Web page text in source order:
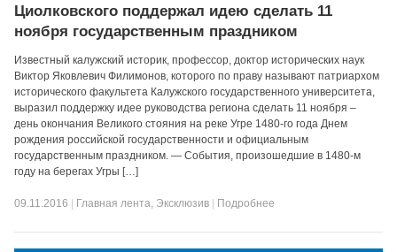
Циолковского поддержал идею сделать 11
ноября государственным праздником
Известный калужский историк, профессор, доктор исторических наук
Виктор Яковлевич Филимонов, которого по праву называют патриархом
исторического факультета Калужского государственного университета,
выразил поддержку идее руководства региона сделать 11 ноября –
день окончания Великого стояния на реке Угре 1480-го года Днем
рождения российской государственности и официальным
государственным праздником. — События, произошедшие в 1480-м
году на берегах Угры […]
09.11.2016 Главная лента, Эксклюзив Подробнее